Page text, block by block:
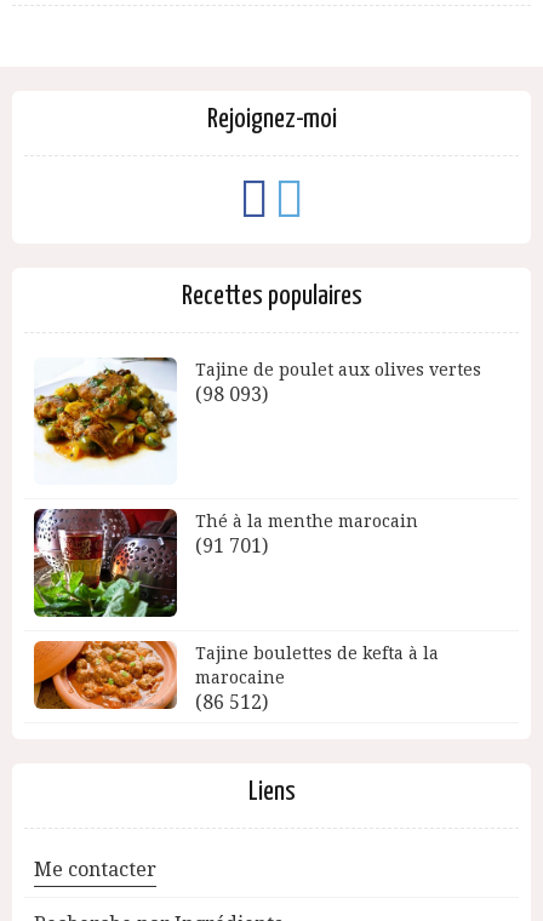
Rejoignez-moi
Recettes populaires
Tajine de poulet aux olives vertes
(98 093)
Thé à la menthe marocain
(91 701)
Tajine boulettes de kefta à la
marocaine
(86 512)
Liens
Me contacter